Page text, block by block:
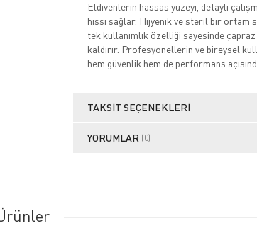
Eldivenlerin hassas yüzeyi, detaylı
hissi sağlar. Hijyenik ve steril bir ortam
tek kullanımlık özelliği sayesinde
kaldırır. Profesyonellerin ve bireysel
hem güvenlik hem de performans
TAKSIT SEÇENEKLERI
YORUMLAR (0)